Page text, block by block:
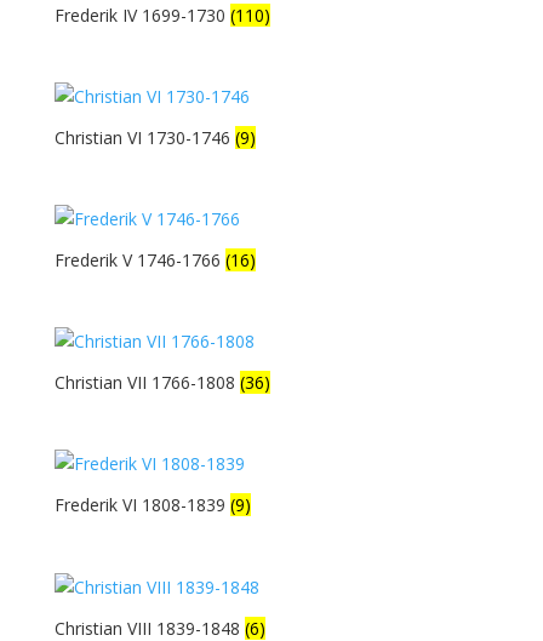
Frederik IV 1699-1730 (110)
Christian VI 1730-1746 (9)
Frederik V 1746-1766 (16)
Christian VII 1766-1808 (36)
Frederik VI 1808-1839 (9)
Christian VIII 1839-1848 (6)